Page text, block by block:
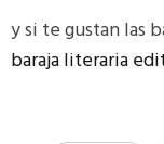
y si te gustan las
baraja literaria